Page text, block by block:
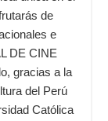
de
e
DE CINE
gracias a la
del Perú
Católica